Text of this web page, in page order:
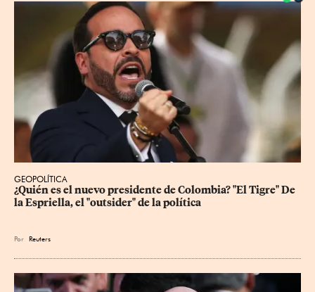
GEOPOLÍTICA
¿Quién es el nuevo presidente de Colombia? "El Tigre" De
la Espriella, el "outsider" de la política
Por Reuters